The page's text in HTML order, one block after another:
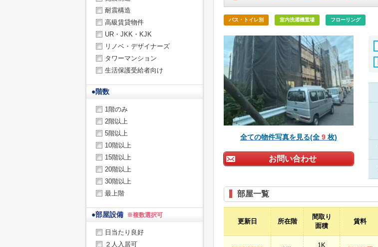
バス・トイレ別 室内洗濯機置場 フローリング
全ての物件写真を見る(全 9 枚)
お問い合わせ
部屋一覧
更新日 所在階
間取り
面積
賃料
1K
耐震構造
高級賃貸物件
UR・JKK・KJK
リノベ・デザイナーズ
タワーマンション
生活保護受給者向け
●階数
1階のみ
2階以上
5階以上
10階以上
15階以上
20階以上
30階以上
最上階
●部屋設備 ※複数選択可
日当たり良好
２人入居可